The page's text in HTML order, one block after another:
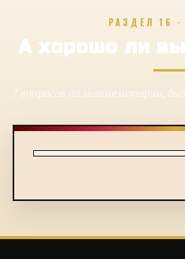
РАЗДЕЛ 16
А хорошо ли
7 вопросов на знание истории,